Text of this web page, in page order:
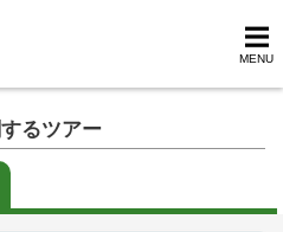
MENU
るツアー